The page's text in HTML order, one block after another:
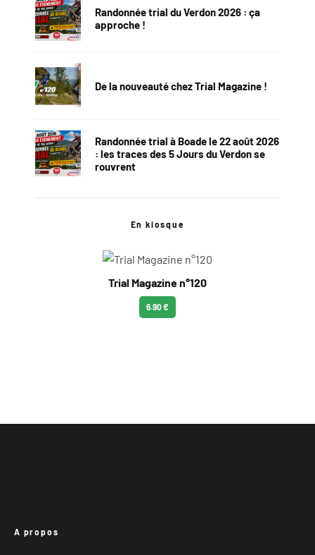
Randonnée trial du Verdon 2026 : ça
approche !
De la nouveauté chez Trial Magazine !
Randonnée trial à Boade le 22 août 2026
: les traces des 5 Jours du Verdon se
rouvrent
En kiosque
Trial Magazine n°120
6.90 €
A propos